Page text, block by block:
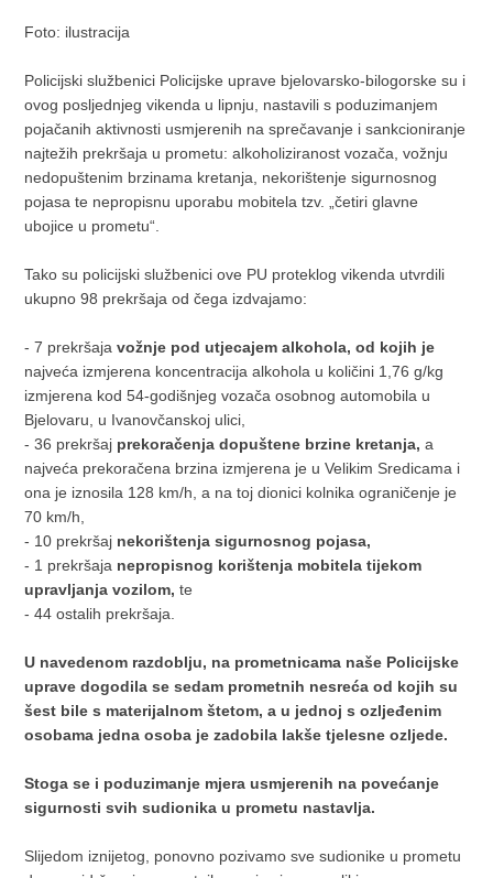
Foto: ilustracija
Policijski službenici Policijske uprave bjelovarsko-bilogorske su i
ovog posljednjeg vikenda u lipnju, nastavili s poduzimanjem
pojačanih aktivnosti usmjerenih na sprečavanje i sankcioniranje
najtežih prekršaja u prometu: alkoholiziranost vozača, vožnju
nedopuštenim brzinama kretanja, nekorištenje sigurnosnog
pojasa te nepropisnu uporabu mobitela tzv. „četiri glavne
ubojice u prometu“.
Tako su policijski službenici ove PU proteklog vikenda utvrdili
ukupno 98 prekršaja od čega izdvajamo:
- 7 prekršajavožnje pod utjecajem alkohola, od kojih je
najveća izmjerena koncentracija alkohola u količini 1,76 g/kg
izmjerena kod 54-godišnjeg vozača osobnog automobila u
Bjelovaru, u Ivanovčanskoj ulici,
- 36 prekršaj prekoračenja dopuštene brzine kretanja,a
najveća prekoračena brzina izmjerena je u Velikim Sredicama i
ona je iznosila 128 km/h, a na toj dionici kolnika ograničenje je
70 km/h,
- 10 prekršaj nekorištenja sigurnosnog pojasa,
- 1 prekršaja nepropisnog korištenja mobitela tijekom
upravljanja vozilom,te
- 44 ostalih prekršaja.
U navedenom razdoblju, na prometnicama naše Policijske
uprave dogodila se sedam prometnih nesreća od kojih su
šest bile s materijalnom štetom, a u jednoj s ozljeđenim
osobama jedna osoba je zadobila lakše tjelesne ozljede.
Stoga se i poduzimanje mjera usmjerenih na povećanje
sigurnosti svih sudionika u prometu nastavlja.
Slijedom iznijetog, ponovno pozivamo sve sudionike u prometu